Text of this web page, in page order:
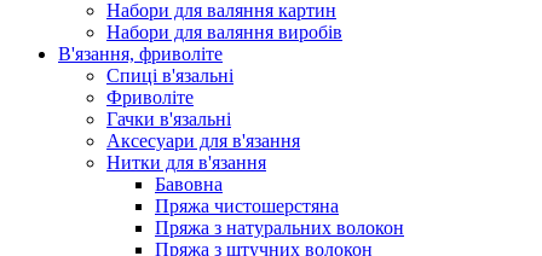
Набори для валяння картин
Набори для валяння виробів
В'язання, фриволіте
Спиці в'язальні
Фриволіте
Гачки в'язальні
Аксесуари для в'язання
Нитки для в'язання
Бавовна
Пряжа чистошерстяна
Пряжа з натуральних волокон
Пряжа з штучних волокон